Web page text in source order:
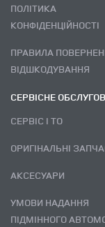
ПОЛІТИКА
КОНФІДЕНЦІЙНОСТІ
ПРАВИЛА ПОВЕРНЕННЯ І
ВІДШКОДУВАННЯ
СЕРВІСНЕ
СЕРВІС І ТО
ОРИГІНАЛЬНІ
АКСЕСУАРИ
УМОВИ НАДАННЯ
ПІДМІННОГО